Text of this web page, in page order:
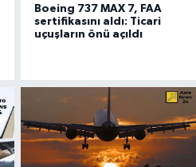
Boeing 737 MAX 7, FAA
sertifikasını aldı: Ticari
uçuşların önü açıldı